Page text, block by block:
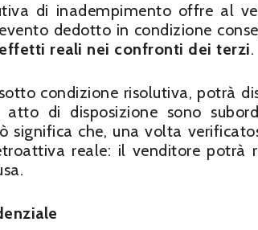
di inadempimento offre al
dedotto in condizione
effetti reali nei confronti dei terzi.
condizione risolutiva, potrà
di disposizione sono
significa che, una volta
reale: il venditore potrà